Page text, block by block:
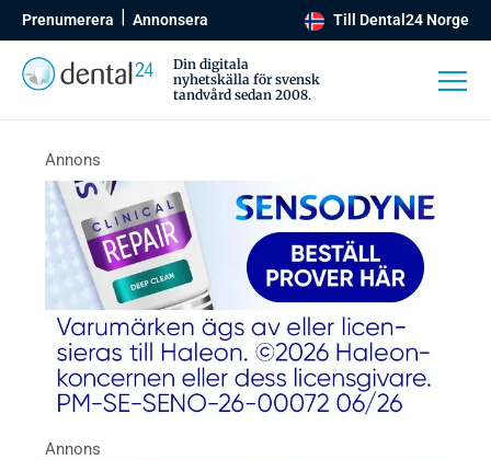
Prenumerera Annonsera Till Dental24 Norge
Din digitala
nyhetskälla för svensk
tandvård sedan 2008.